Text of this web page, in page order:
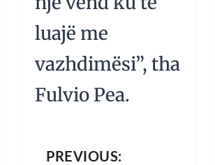
luajë me
vazhdimësi”, tha
Fulvio Pea.
PREVIOUS: